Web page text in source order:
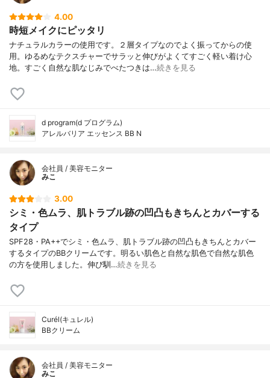
4.00
時短メイクにピッタリ
ナチュラルカラーの使用です。２層タイプなのでよく振ってからの使
用。ゆるめなテクスチャーでサラッと伸びがよくてすごく軽い着け心
地。すごく自然な肌なじみでべたつきは…続きを見る
d program(d プログラム)
アレルバリア エッセンス BB N
会社員 / 美容モニター
みこ
3.00
シミ・色ムラ、肌トラブル跡の凹凸もきちんとカバーする
タイプ
SPF28・PA++でシミ・色ムラ、肌トラブル跡の凹凸もきちんとカバー
するタイプのBBクリームです。明るい肌色と自然な肌色で自然な肌色
の方を使用しました。伸び馴…続きを見る
Curél(キュレル)
BBクリーム
会社員 / 美容モニター
みこ